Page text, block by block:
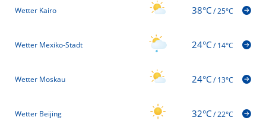
Wetter Kairo 38°C/25°C
Wetter Mexiko-Stadt 24°C/14°C
Wetter Moskau 24°C/13°C
Wetter Beijing 32°C/22°C